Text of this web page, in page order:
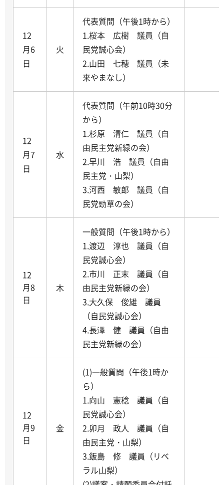
12
月6
日
火
代表質問（午後1時から）
1.桜本 広樹 議員（自
民党誠心会）
2.山田 七穂 議員（未
来やまなし）
12
月7
日
水
代表質問（午前10時30分
から）
1.杉原 清仁 議員（自
由民主党新緑の会）
2.早川 浩 議員（自由
民主党・山梨）
3.河西 敏郎 議員（自
民党勁草の会）
12
月8
日
木
一般質問（午後1時から）
1.渡辺 淳也 議員（自
民党誠心会）
2.市川 正末 議員（自
由民主党新緑の会）
3.大久保 俊雄 議員
（自民党誠心会）
4.長澤 健 議員（自由
民主党新緑の会）
12
月9
日
金
(1)一般質問（午後1時か
ら）
1.向山 憲稔 議員（自
民党誠心会）
2.卯月 政人 議員（自
由民主党・山梨）
3.飯島 修 議員（リベ
ラル山梨）